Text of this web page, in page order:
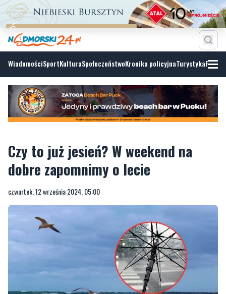
WiadomościSportKulturaSpołeczeństwoKronika policyjnaTurystyka
Czy to już jesień? W weekend na
dobre zapomnimy o lecie
czwartek, 12 września 2024, 05:00